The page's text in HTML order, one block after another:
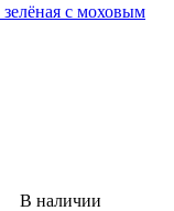
с моховым
В наличии